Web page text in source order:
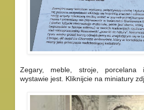
Zegary, meble, stroje, porcelana
wystawie jest. Kliknijcie na miniatury